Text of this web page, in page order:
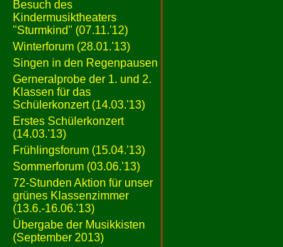
Besuch des
Kindermusiktheaters
"Sturmkind" (07.11.'12)
Winterforum (28.01.'13)
Singen in den Regenpausen
Gerneralprobe der 1. und 2.
Klassen für das
Schülerkonzert (14.03.'13)
Erstes Schülerkonzert
(14.03.'13)
Frühlingsforum (15.04.'13)
Sommerforum (03.06.'13)
72-Stunden Aktion für unser
grünes Klassenzimmer
(13.6.-16.06.'13)
Übergabe der Musikkisten
(September 2013)